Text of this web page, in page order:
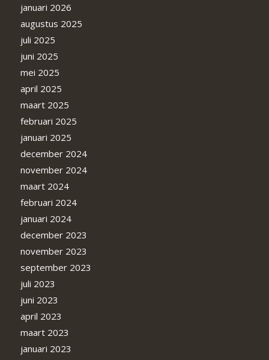
januari 2026
augustus 2025
juli 2025
juni 2025
mei 2025
april 2025
maart 2025
februari 2025
januari 2025
december 2024
november 2024
maart 2024
februari 2024
januari 2024
december 2023
november 2023
september 2023
juli 2023
juni 2023
april 2023
maart 2023
januari 2023